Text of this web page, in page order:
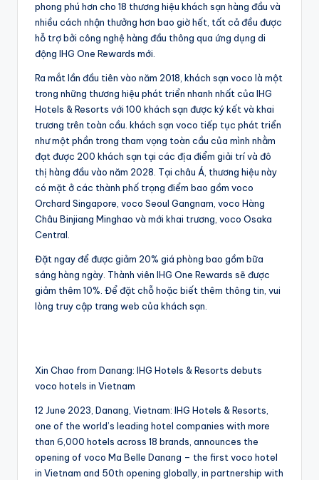
phong phú hơn cho 18 thương hiệu khách sạn hàng đầu và
nhiều cách nhận thưởng hơn bao giờ hết, tất cả đều được
hỗ trợ bởi công nghệ hàng đầu thông qua ứng dụng di
động IHG One Rewards mới.
Ra mắt lần đầu tiên vào năm 2018, khách sạn voco là một
trong những thương hiệu phát triển nhanh nhất của IHG
Hotels & Resorts với 100 khách sạn được ký kết và khai
trương trên toàn cầu. khách sạn voco tiếp tục phát triển
như một phần trong tham vọng toàn cầu của mình nhằm
đạt được 200 khách sạn tại các địa điểm giải trí và đô
thị hàng đầu vào năm 2028. Tại châu Á, thương hiệu này
có mặt ở các thành phố trọng điểm bao gồm voco
Orchard Singapore, voco Seoul Gangnam, voco Hàng
Châu Binjiang Minghao và mới khai trương, voco Osaka
Central.
Đặt ngay để được giảm 20% giá phòng bao gồm bữa
sáng hàng ngày. Thành viên IHG One Rewards sẽ được
giảm thêm 10%. Để đặt chỗ hoặc biết thêm thông tin, vui
lòng truy cập trang web của khách sạn.
Xin Chao from Danang: IHG Hotels & Resorts debuts
voco hotels in Vietnam
12 June 2023, Danang, Vietnam: IHG Hotels & Resorts,
one of the world’s leading hotel companies with more
than 6,000 hotels across 18 brands, announces the
opening of voco Ma Belle Danang – the first voco hotel
in Vietnam and 50th opening globally, in partnership with